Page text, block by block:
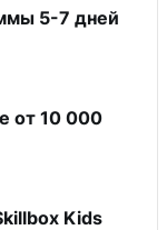
5-7 дней
от 10 000
Kids